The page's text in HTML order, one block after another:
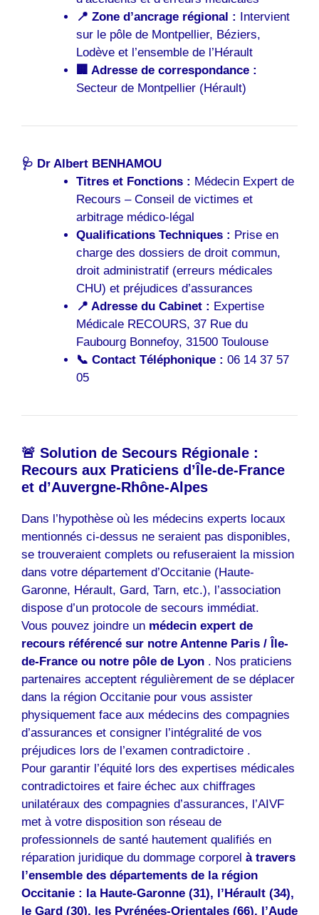
📍 Zone d’ancrage régional : Intervient
sur le pôle de Montpellier, Béziers,
Lodève et l’ensemble de l’Hérault
🏢 Adresse de correspondance :
Secteur de Montpellier (Hérault)
🩺 Dr Albert BENHAMOU
Titres et Fonctions : Médecin Expert de
Recours – Conseil de victimes et
arbitrage médico-légal
Qualifications Techniques : Prise en
charge des dossiers de droit commun,
droit administratif (erreurs médicales
CHU) et préjudices d’assurances
📍 Adresse du Cabinet : Expertise
Médicale RECOURS, 37 Rue du
Faubourg Bonnefoy, 31500 Toulouse
📞 Contact Téléphonique : 06 14 37 57
05
🚨 Solution de Secours Régionale :
Recours aux Praticiens d’Île-de-France
et d’Auvergne-Rhône-Alpes
Dans l’hypothèse où les médecins experts locaux
mentionnés ci-dessus ne seraient pas disponibles,
se trouveraient complets ou refuseraient la mission
dans votre département d’Occitanie (Haute-
Garonne, Hérault, Gard, Tarn, etc.), l’association
dispose d’un protocole de secours immédiat.
Vous pouvez joindre un médecin expert de
recours référencé sur notre Antenne Paris / Île-
de-France ou notre pôle de Lyon . Nos praticiens
partenaires acceptent régulièrement de se déplacer
dans la région Occitanie pour vous assister
physiquement face aux médecins des compagnies
d’assurances et consigner l’intégralité de vos
préjudices lors de l’examen contradictoire .
Pour garantir l’équité lors des expertises médicales
contradictoires et faire échec aux chiffrages
unilatéraux des compagnies d’assurances, l’AIVF
met à votre disposition son réseau de
professionnels de santé hautement qualifiés en
réparation juridique du dommage corporel à travers
l’ensemble des départements de la région
Occitanie : la Haute-Garonne (31), l’Hérault (34),
le Gard (30), les Pyrénées-Orientales (66), l’Aude